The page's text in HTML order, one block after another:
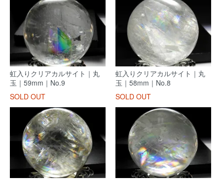
虹入りクリアカルサイト｜丸
玉｜59mm｜No.9
SOLD OUT
虹入りクリアカルサイト｜丸
玉｜58mm｜No.8
SOLD OUT